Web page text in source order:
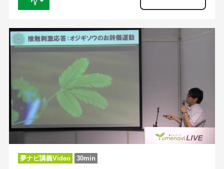
夢ナビ講義Video 30min